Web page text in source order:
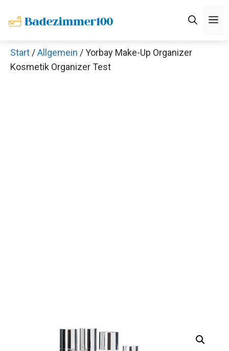
Inhalt
Start /Allgemein / Yorbay Make-Up Organizer
Kosmetik Organizer Test